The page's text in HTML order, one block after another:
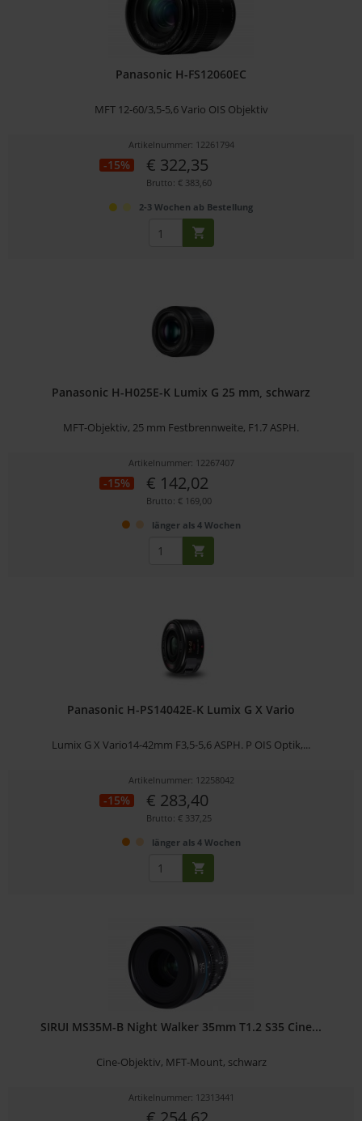
Panasonic H-FS12060EC
MFT 12-60/3,5-5,6 Vario OIS Objektiv
Artikelnummer: 12261794
-15% € 322,35
Brutto: € 383,60
2-3 Wochen ab Bestellung
Panasonic H-H025E-K Lumix G 25 mm, schwarz
MFT-Objektiv, 25 mm Festbrennweite, F1.7 ASPH.
Artikelnummer: 12267407
-15% € 142,02
Brutto: € 169,00
länger als 4 Wochen
Panasonic H-PS14042E-K Lumix G X Vario
Lumix G X Vario14-42mm F3,5-5,6 ASPH. P OIS Optik,...
Artikelnummer: 12258042
-15% € 283,40
Brutto: € 337,25
länger als 4 Wochen
SIRUI MS35M-B Night Walker 35mm T1.2 S35 Cine...
Cine-Objektiv, MFT-Mount, schwarz
Artikelnummer: 12313441